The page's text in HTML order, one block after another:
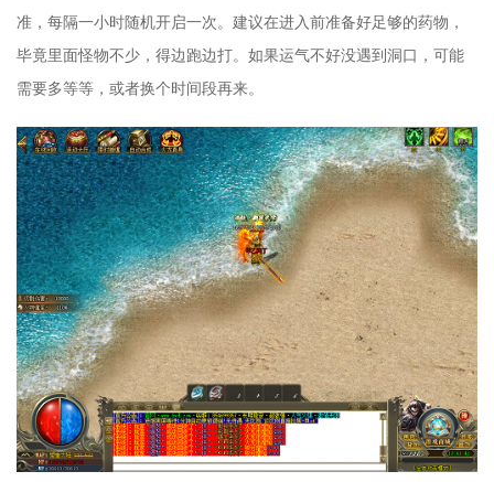
准，每隔一小时随机开启一次。建议在进入前准备好足够的药物，
毕竟里面怪物不少，得边跑边打。如果运气不好没遇到洞口，可能
需要多等等，或者换个时间段再来。